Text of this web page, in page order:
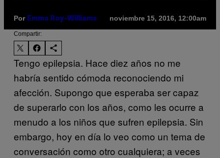
Por Emma Roy-Williams noviembre 15, 2016, 12:00am
Compartir:
Tengo epilepsia. Hace diez años no me
habría sentido cómoda reconociendo mi
afección. Supongo que esperaba ser capaz
de superarlo con los años, como les ocurre a
menudo a los niños que sufren epilepsia. Sin
embargo, hoy en día lo veo como un tema de
conversación como otro cualquiera; a veces